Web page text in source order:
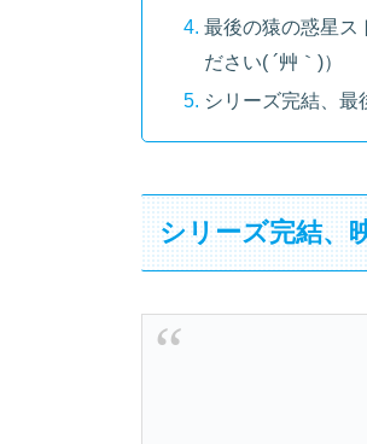
最後の猿の惑星ス
ださい( ´艸｀)）
シリーズ完結、
シリーズ完結、